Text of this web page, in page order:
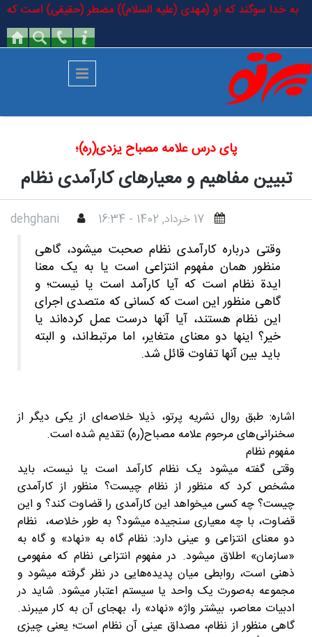
رفتن به محتوای اصلی
به خدا سوگند که او (مهدی (علیه السلام)) مضطر (حقیقی) است که
پای درس علامه مصباح یزدی(ره)؛
تبیین مفاهیم و معیارهای کارآمدی نظام
17 خرداد, 1402 - 16:34 dehghani
وقتی درباره کارآمدی نظام صحبت میشود، گاهی
منظور همان مفهوم انتزاعی است یا به یک معنا
ایدة نظام است که آیا کارآمد است یا نیست؛ و
گاهی منظور این است که کسانی که متصدی اجرای
این نظام هستند، آیا آنها درست عمل کرده‌اند یا
خیر؟ اینها دو معنای متغایر، اما مرتبط‌اند، و البته
باید بین آنها تفاوت قائل شد.
اشاره: طبق روال نشریه پرتو، ذیلا خلاصه‌ای از یکی دیگر از
سخنرانی‌های مرحوم علامه مصباح(ره) تقدیم شده است.
مفهوم نظام
وقتی گفته میشود یک نظام کارآمد است یا نیست، باید
مشخص کرد که منظور از نظام چیست؟ منظور از کارآمدی
چیست؟ چه کسی میخواهد این کارآمدی را قضاوت کند؟ و این
قضاوت، با چه معیاری سنجیده میشود؟ به طور خلاصه، نظام
دو معنای انتزاعی و عینی دارد: نظام گاه به «نهاد» و گاه به
«سازمان» اطلاق میشود. در مفهوم انتزاعی نظام که مفهومی
ذهنی است، روابطی میان پدیده‌هایی در نظر گرفته میشود و
مجموعه به‌صورت یک واحد یا سیستم اعتبار میشود. شاید در
ادبیات معاصر، بیشتر واژه «نهاد» را، بهجای آن به کار میبرند.
گاهی منظور از نظام، مصداق عینی آن نظام است؛ یعنی چیزی